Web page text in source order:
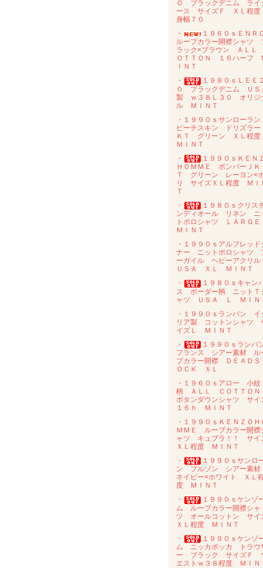
Ｏ ブラックデニム ライ
ース サイズＦ ＸＬ程度
身幅７０
・
１９６０ｓＥＮＲ
ループカラー開襟シャツ
ラック×ブラウン ＡＬＬ
ＯＴＴＯＮ １６ハーフ
ＩＮＴ
・
１９８０ｓＬＥＥ
０ ブラックデニム ＵＳ
製 ｗ３８Ｌ３０ オリジ
ル ＭＩＮＴ
・１９９０ｓサンローラン
ピーチスキン ドリズラー
ＫＴ グリーン ＸＬ程度
ＭＩＮＴ
・
１９９０ｓＫＥＮ
ＨＯＭＭＥ ボンバーＪＫ
Ｔ グリーン レーヨン×
リ サイズＸＬ程度 ＭＩ
Ｔ
・
１９８０ｓクリス
ンディオール リネン ニ
トポロシャツ ＬＡＲＧＥ
ＭＩＮＴ
・１９９０ｓアルフレッド
ナー ニットポロシャツ
ーガイル ヘビーアクリル
ＵＳＡ ＸＬ ＭＩＮＴ
・
１９８０ｓキャン
ス ボーダー柄 ニットＴ
ャツ ＵＳＡ Ｌ ＭＩＮ
・１９９０ｓランバン イ
リア製 コットンシャツ
イズＬ ＭＩＮＴ
・
１９９０ｓランバ
フランス シアー素材 ル
プカラー開襟 ＤＥＡＤＳ
ＯＣＫ ＸＬ
・１９６０ｓアロー 小紋
柄 ＡＬＬ ＣＯＴＴＯＮ
ボタンダウンシャツ サイ
１６ｈ ＭＩＮＴ
・１９９０ｓＫＥＮＺＯＨ
ＭＭＥ ループカラー開襟
ャツ キュプラ！！ サイ
ＸＬ程度 ＭＩＮＴ
・
１９９０ｓサンロ
ン ブルゾン シアー素材
ネイビー×ホワイト ＸＬ
度 ＭＩＮＴ
・
１９９０ｓケンゾ
ム ループカラー開襟シャ
ツ オールコットン サイ
ＸＬ程度 ＭＩＮＴ
・
１９９０ｓケンゾ
ム ニッカポッカ トラウ
ー ブラック サイズＦ
エストｗ３８程度 ＭＩＮ